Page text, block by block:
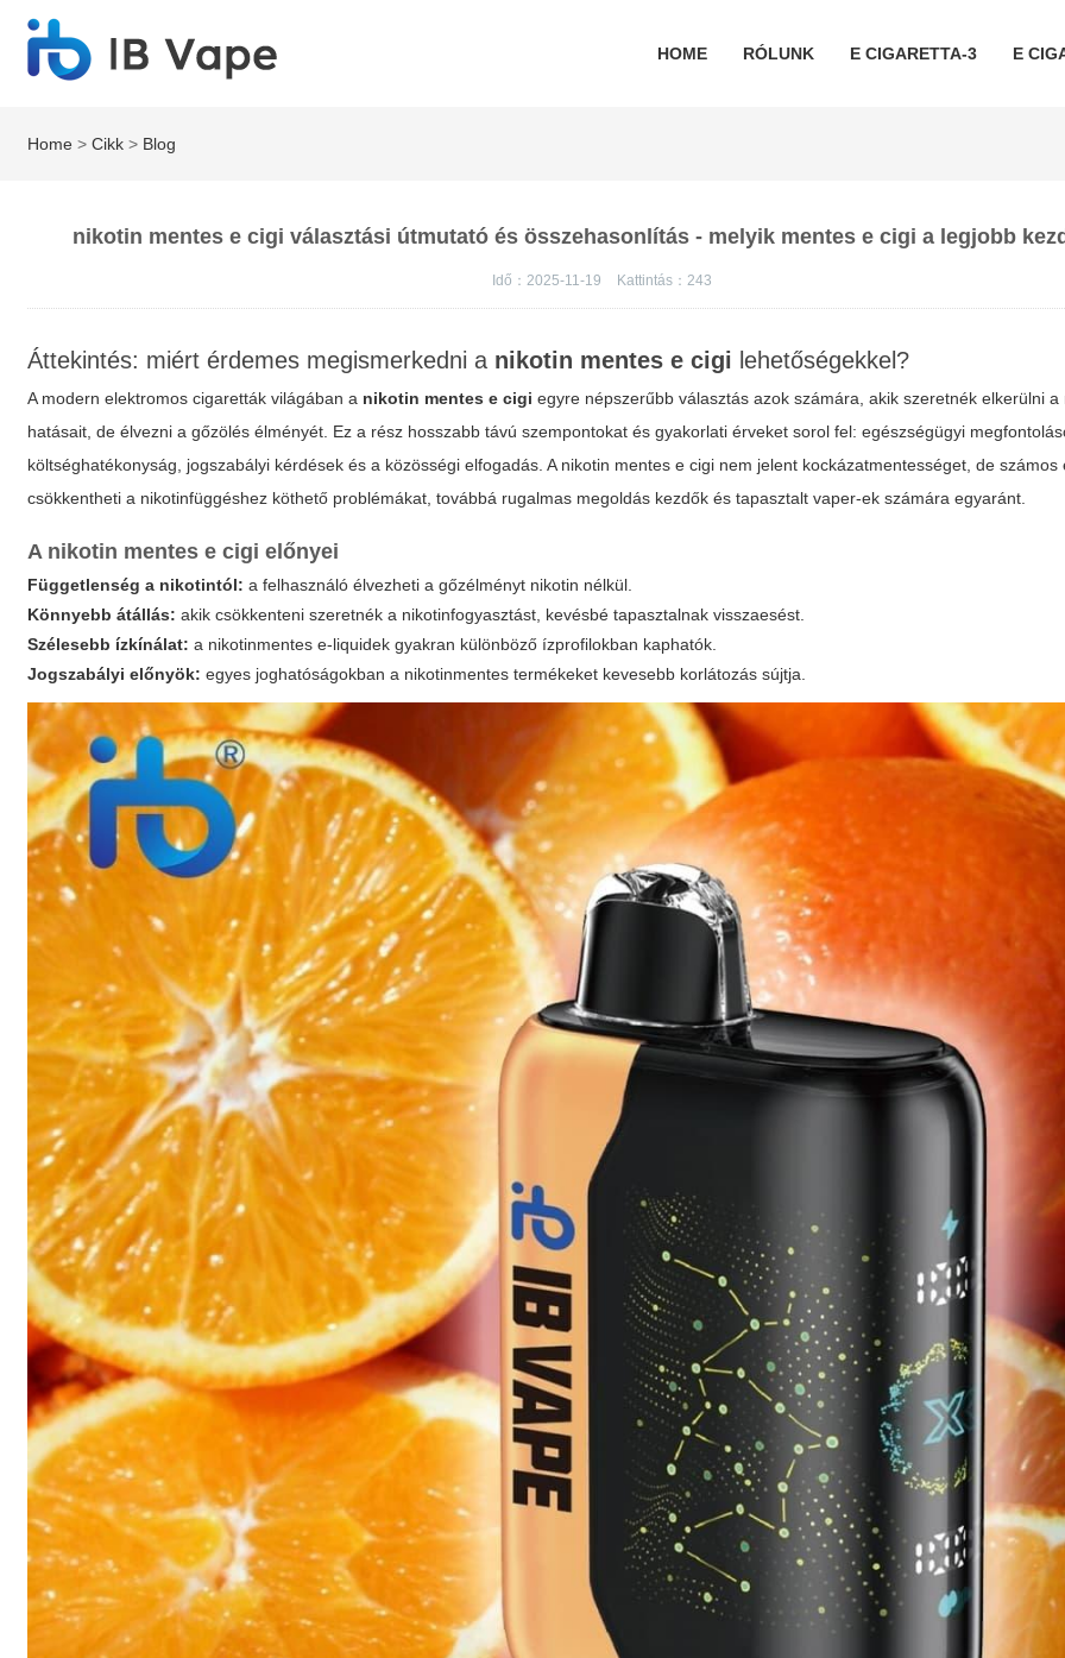
HOME RÓLUNK E CIGARETTA-3 E
Home >Cikk > Blog
nikotin mentes e cigi választási útmutató és összehasonlítás - melyik mentes e cigi a legjobb
Idő：2025-11-19 Kattintás：243
Áttekintés: miért érdemes megismerkedni a nikotin mentes e cigi lehetőségekkel?
A modern elektromos cigaretták világában a nikotin mentes e cigi egyre népszerűbb választás azok számára, akik szeretnék elkerülni a
hatásait, de élvezni a gőzölés élményét. Ez a rész hosszabb távú szempontokat és gyakorlati érveket sorol fel: egészségügyi
költséghatékonyság, jogszabályi kérdések és a közösségi elfogadás. A nikotin mentes e cigi nem jelent kockázatmentességet, de számos
csökkentheti a nikotinfüggéshez köthető problémákat, továbbá rugalmas megoldás kezdők és tapasztalt vaper-ek számára egyaránt.
A nikotin mentes e cigi előnyei
Függetlenség a nikotintól: a felhasználó élvezheti a gőzélményt nikotin nélkül.
Könnyebb átállás: akik csökkenteni szeretnék a nikotinfogyasztást, kevésbé tapasztalnak visszaesést.
Szélesebb ízkínálat: a nikotinmentes e-liquidek gyakran különböző ízprofilokban kaphatók.
Jogszabályi előnyök: egyes joghatóságokban a nikotinmentes termékeket kevesebb korlátozás sújtja.